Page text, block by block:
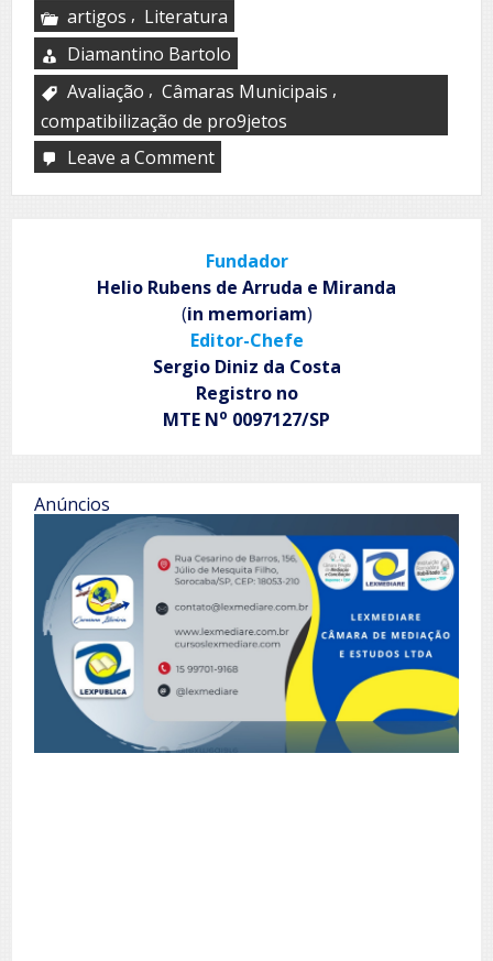
artigos , Literatura
Diamantino Bartolo
Avaliação , Câmaras Municipais ,
compatibilização de pro9jetos
Leave a Commenton
Concretizar.
Projetos
Fundador
Helio Rubens de Arruda e Miranda
(in memoriam)
Editor-Chefe
Sergio Diniz da Costa
Registro no
MTE No 0097127/SP
Anúncios